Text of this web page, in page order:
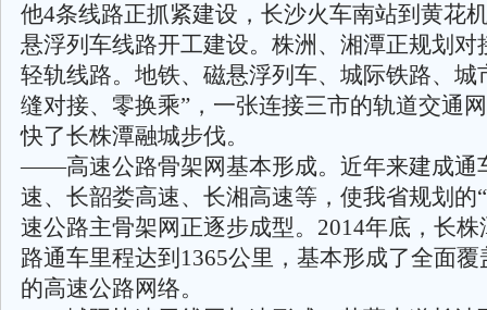
他4条线路正抓紧建设，长沙火车南站到黄花
悬浮列车线路开工建设。株洲、湘潭正规划对
轻轨线路。地铁、磁悬浮列车、城际铁路、城
缝对接、零换乘”，一张连接三市的轨道交通
快了长株潭融城步伐。
——高速公路骨架网基本形成。近年来建成通
速、长韶娄高速、长湘高速等，使我省规划的
速公路主骨架网正逐步成型。2014年底，长
路通车里程达到1365公里，基本形成了全面
的高速公路网络。